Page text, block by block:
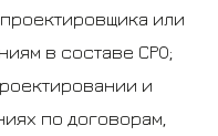
или
в составе СРО;
и
по договорам,